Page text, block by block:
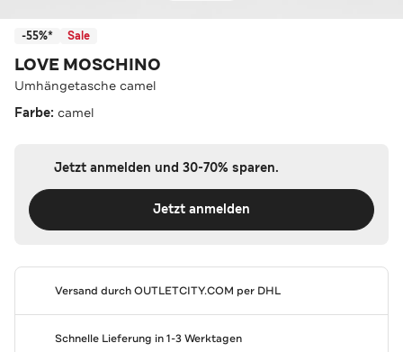
-55%* Sale
LOVE MOSCHINO
Umhängetasche camel
Farbe: camel
Jetzt anmelden und 30-70% sparen.
Jetzt anmelden
Versand durchOUTLETCITY.COM per DHL
Schnelle Lieferung in 1-3 Werktagen